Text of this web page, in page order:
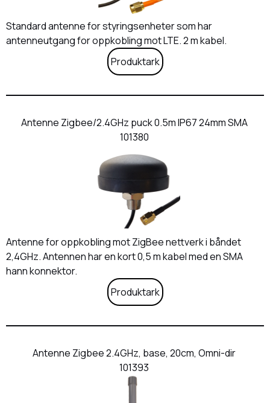
Standard antenne for styringsenheter som har
antenneutgang for oppkobling mot LTE. 2 m kabel.
Produktark
Antenne Zigbee/2.4GHz puck 0.5m IP67 24mm SMA
101380
Antenne for oppkobling mot ZigBee nettverk i båndet
2,4GHz. Antennen har en kort 0,5 m kabel med en SMA
hann konnektor.
Produktark
Antenne Zigbee 2.4GHz, base, 20cm, Omni-dir
101393